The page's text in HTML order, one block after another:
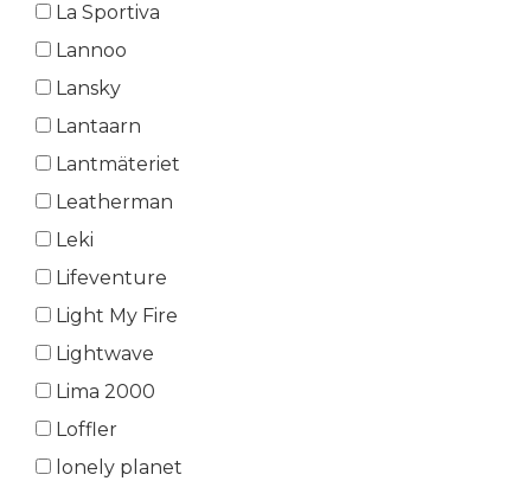
La Sportiva
Lannoo
Lansky
Lantaarn
Lantmäteriet
Leatherman
Leki
Lifeventure
Light My Fire
Lightwave
Lima 2000
Loffler
lonely planet